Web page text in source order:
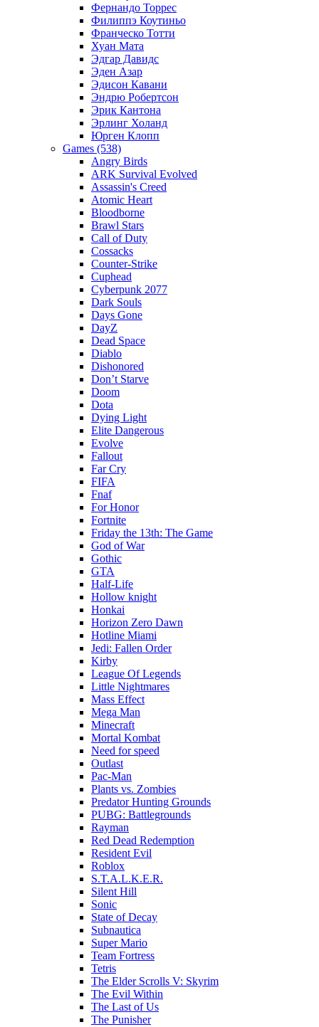
Фернандо Торрес
Филиппэ Коутиньо
Франческо Тотти
Хуан Мата
Эдгар Давидс
Эден Азар
Эдисон Кавани
Эндрю Робертсон
Эрик Кантона
Эрлинг Холанд
Юрген Клопп
Games (538)
Angry Birds
ARK Survival Evolved
Assassin's Creed
Atomic Heart
Bloodborne
Brawl Stars
Call of Duty
Cossacks
Counter-Strike
Cuphead
Cyberpunk 2077
Dark Souls
Days Gone
DayZ
Dead Space
Diablo
Dishonored
Don’t Starve
Doom
Dota
Dying Light
Elite Dangerous
Evolve
Fallout
Far Cry
FIFA
Fnaf
For Honor
Fortnite
Friday the 13th: The Game
God of War
Gothic
GTA
Half-Life
Hollow knight
Honkai
Horizon Zero Dawn
Hotline Miami
Jedi: Fallen Order
Kirby
League Of Legends
Little Nightmares
Mass Effect
Mega Man
Minecraft
Mortal Kombat
Need for speed
Outlast
Pac-Man
Plants vs. Zombies
Predator Hunting Grounds
PUBG: Battlegrounds
Rayman
Red Dead Redemption
Resident Evil
Roblox
S.T.A.L.K.E.R.
Silent Hill
Sonic
State of Decay
Subnautica
Super Mario
Team Fortress
Tetris
The Elder Scrolls V: Skyrim
The Evil Within
The Last of Us
The Punisher